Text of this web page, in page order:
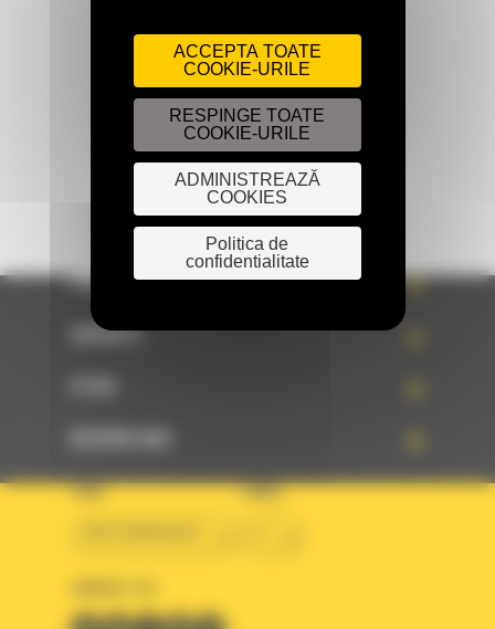
TRIMITETI O CERERE
PRODUSE
SERVICII
TARA LIMBA
ACCEPTA TOATE
COOKIE-URILE
RESPINGE TOATE
COOKIE-URILE
ADMINISTREAZĂ
COOKIES
Politica de
confidentialitate